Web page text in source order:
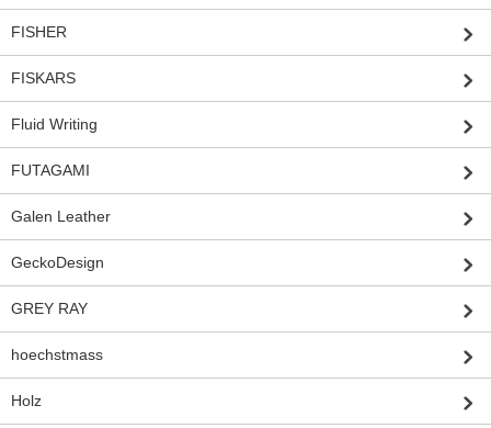
FISHER
FISKARS
Fluid Writing
FUTAGAMI
Galen Leather
GeckoDesign
GREY RAY
hoechstmass
Holz